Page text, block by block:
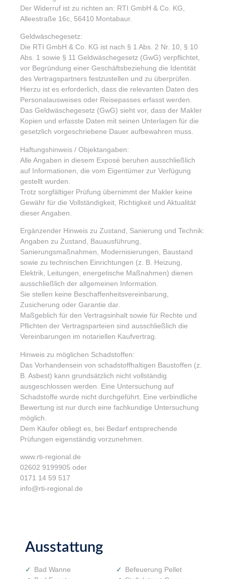
Der Widerruf ist zu richten an: RTI GmbH & Co. KG,
Alleestraße 16c, 56410 Montabaur.
Geldwäschegesetz:
Die RTI GmbH & Co. KG ist nach § 1 Abs. 2 Nr. 10, § 10
Abs. 1 sowie § 11 Geldwäschegesetz (GwG) verpflichtet,
vor Begründung einer Geschäftsbeziehung die Identität
des Vertragspartners festzustellen und zu überprüfen.
Hierzu ist es erforderlich, dass die relevanten Daten des
Personalausweises oder Reisepasses erfasst werden.
Das Geldwäschegesetz (GwG) sieht vor, dass der Makler
Kopien und erfasste Daten mit seinen Unterlagen für die
gesetzlich vorgeschriebene Dauer aufbewahren muss.
Haftungshinweis / Objektangaben:
Alle Angaben in diesem Exposé beruhen ausschließlich
auf Informationen, die vom Eigentümer zur Verfügung
gestellt wurden.
Trotz sorgfältiger Prüfung übernimmt der Makler keine
Gewähr für die Vollständigkeit, Richtigkeit und Aktualität
dieser Angaben.
Ergänzender Hinweis zu Zustand, Sanierung und Technik:
Angaben zu Zustand, Bauausführung,
Sanierungsmaßnahmen, Modernisierungen, Baustand
sowie zu technischen Einrichtungen (z. B. Heizung,
Elektrik, Leitungen, energetische Maßnahmen) dienen
ausschließlich der allgemeinen Information.
Sie stellen keine Beschaffenheitsvereinbarung,
Zusicherung oder Garantie dar.
Maßgeblich für den Vertragsinhalt sowie für Rechte und
Pflichten der Vertragsparteien sind ausschließlich die
Vereinbarungen im notariellen Kaufvertrag.
Hinweis zu möglichen Schadstoffen:
Das Vorhandensein von schadstoffhaltigen Baustoffen (z.
B. Asbest) kann grundsätzlich nicht vollständig
ausgeschlossen werden. Eine Untersuchung auf
Schadstoffe wurde nicht durchgeführt. Eine verbindliche
Bewertung ist nur durch eine fachkundige Untersuchung
möglich.
Dem Käufer obliegt es, bei Bedarf entsprechende
Prüfungen eigenständig vorzunehmen.
www.rti-regional.de
02602 9199905 oder
0171 14 59 517
info@rti-regional.de
Ausstattung
Bad Wanne
Befeuerung Pellet